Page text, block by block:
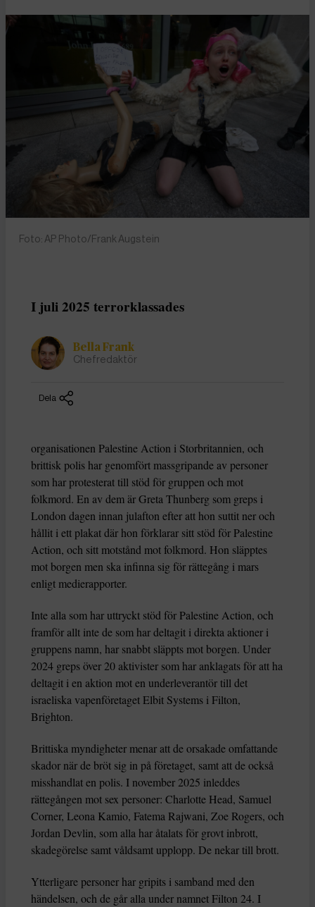
Foto: AP Photo/Frank Augstein
I juli 2025 terrorklassades
Bella Frank
Chefredaktör
Dela
organisationen Palestine Action i Storbritannien, och
brittisk polis har genomfört massgripande av personer
som har protesterat till stöd för gruppen och mot
folkmord. En av dem är Greta Thunberg som greps i
London dagen innan julafton efter att hon suttit ner och
hållit i ett plakat där hon förklarar sitt stöd för Palestine
Action, och sitt motstånd mot folkmord. Hon släpptes
mot borgen men ska infinna sig för rättegång i mars
enligt medierapporter.
Inte alla som har uttryckt stöd för Palestine Action, och
framför allt inte de som har deltagit i direkta aktioner i
gruppens namn, har snabbt släppts mot borgen. Under
2024 greps över 20 aktivister som har anklagats för att ha
deltagit i en aktion mot en underleverantör till det
israeliska vapenföretaget Elbit Systems i Filton,
Brighton.
Brittiska myndigheter menar att de orsakade omfattande
skador när de bröt sig in på företaget, samt att de också
misshandlat en polis. I november 2025 inleddes
rättegången mot sex personer: Charlotte Head, Samuel
Corner, Leona Kamio, Fatema Rajwani, Zoe Rogers, och
Jordan Devlin, som alla har åtalats för grovt inbrott,
skadegörelse samt våldsamt upplopp. De nekar till brott.
Ytterligare personer har gripits i samband med den
händelsen, och de går alla under namnet Filton 24. I